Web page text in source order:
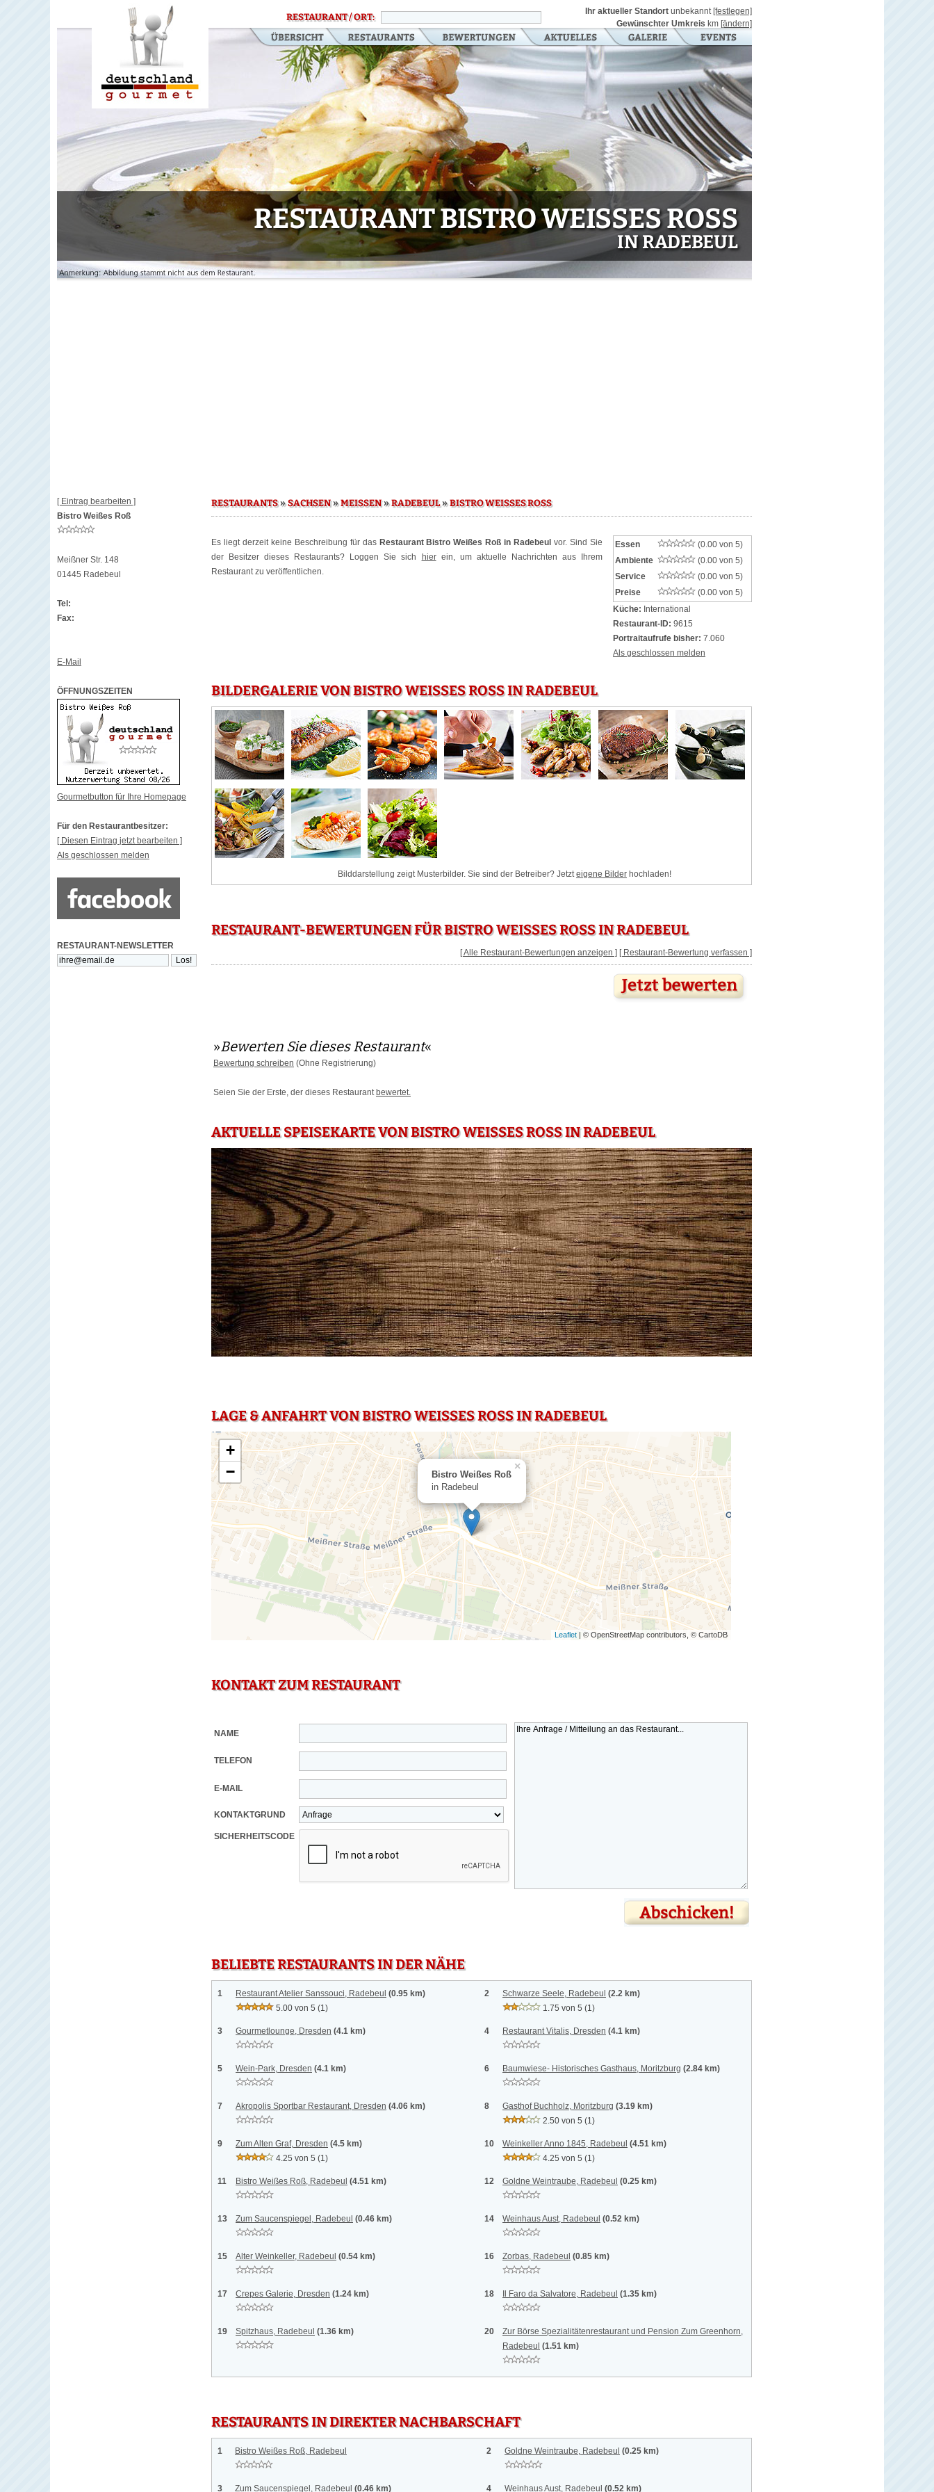
RESTAURANT / ORT:
Ihr aktueller Standort unbekannt [festlegen]
Gewünschter Umkreis km [ändern]
RESTAURANT BISTRO WEISSES ROSS
IN RADEBEUL
[ Eintrag bearbeiten ]
Bistro Weißes Roß
Meißner Str. 148
01445 Radebeul
Tel:
Fax:
E-Mail
ÖFFNUNGSZEITEN
Gourmetbutton für Ihre Homepage
Für den Restaurantbesitzer:
[ Diesen Eintrag jetzt bearbeiten ]
Als geschlossen melden
RESTAURANT-NEWSLETTER
RESTAURANTS»SACHSEN»MEISSEN »RADEBEUL»BISTRO WEISSES ROSS
Es liegt derzeit keine Beschreibung für das Restaurant Bistro Weißes Roß in Radebeul vor. Sind Sie
der Besitzer dieses Restaurants? Loggen Sie sich
hierein, um aktuelle Nachrichten aus Ihrem
Restaurant zu veröffentlichen.
Essen
(0.00 von 5)
Ambiente
(0.00 von 5)
Service
(0.00 von 5)
Preise
(0.00 von 5)
Küche: International
Restaurant-ID: 9615
Portraitaufrufe bisher: 7.060
Als geschlossen melden
BILDERGALERIE VON BISTRO WEISSES ROSS IN RADEBEUL
Bilddarstellung zeigt Musterbilder. Sie sind der Betreiber? Jetzteigene Bilder hochladen!
RESTAURANT-BEWERTUNGEN FÜR BISTRO WEISSES ROSS IN RADEBEUL
[ Alle Restaurant-Bewertungen anzeigen ] [ Restaurant-Bewertung verfassen ]
»Bewerten Sie dieses Restaurant«
Bewertung schreiben (Ohne Registrierung)
Seien Sie der Erste, der dieses Restaurant bewertet.
AKTUELLE SPEISEKARTE VON BISTRO WEISSES ROSS IN RADEBEUL
LAGE & ANFAHRT VON BISTRO WEISSES ROSS IN RADEBEUL
Bistro Weißes Roß
in Radebeul
×
+
−
Leaflet | © OpenStreetMap contributors, © CartoDB
KONTAKT ZUM RESTAURANT
NAME
TELEFON
E-MAIL
KONTAKTGRUND
SICHERHEITSCODE
BELIEBTE RESTAURANTS IN DER NÄHE
1 Restaurant Atelier Sanssouci, Radebeul (0.95 km)
5.00 von 5 (1)
2 Schwarze Seele, Radebeul (2.2 km)
1.75 von 5 (1)
3 Gourmetlounge, Dresden (4.1 km) 4 Restaurant Vitalis, Dresden (4.1 km)
5 Wein-Park, Dresden (4.1 km) 6 Baumwiese- Historisches Gasthaus, Moritzburg (2.84 km)
7 Akropolis Sportbar Restaurant, Dresden (4.06 km) 8 Gasthof Buchholz, Moritzburg (3.19 km)
2.50 von 5 (1)
9 Zum Alten Graf, Dresden (4.5 km)
4.25 von 5 (1)
10 Weinkeller Anno 1845, Radebeul (4.51 km)
4.25 von 5 (1)
11 Bistro Weißes Roß, Radebeul (4.51 km) 12 Goldne Weintraube, Radebeul (0.25 km)
13 Zum Saucenspiegel, Radebeul (0.46 km) 14 Weinhaus Aust, Radebeul (0.52 km)
15 Alter Weinkeller, Radebeul (0.54 km) 16 Zorbas, Radebeul (0.85 km)
17 Crepes Galerie, Dresden (1.24 km) 18 Il Faro da Salvatore, Radebeul (1.35 km)
19 Spitzhaus, Radebeul (1.36 km) 20
Zur Börse Spezialitätenrestaurant und Pension Zum Greenhorn,
Radebeul (1.51 km)
RESTAURANTS IN DIREKTER NACHBARSCHAFT
1 Bistro Weißes Roß, Radebeul 2 Goldne Weintraube, Radebeul (0.25 km)
3 Zum Saucenspiegel, Radebeul (0.46 km) 4 Weinhaus Aust, Radebeul (0.52 km)